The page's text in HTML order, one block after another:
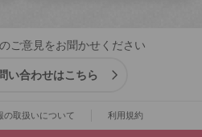
ご意見をお聞かせください
い合わせはこちら
の取扱いについて 利用規約